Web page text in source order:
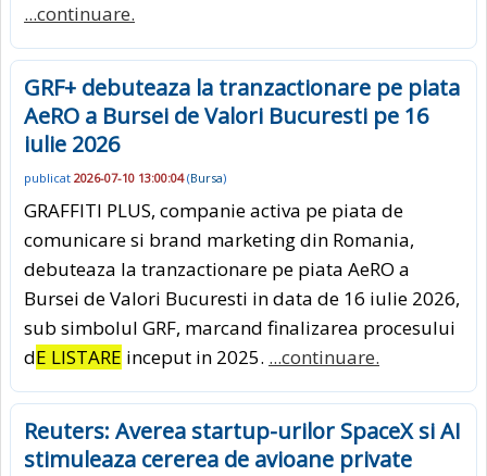
...continuare.
GRF+ debuteaza la tranzactionare pe piata
AeRO a Bursei de Valori Bucuresti pe 16
iulie 2026
publicat 2026-07-10 13:00:04(Bursa)
GRAFFITI PLUS, companie activa pe piata de
comunicare si brand marketing din Romania,
debuteaza la tranzactionare pe piata AeRO a
Bursei de Valori Bucuresti in data de 16 iulie 2026,
sub simbolul GRF, marcand finalizarea procesului
dE LISTARE inceput in 2025. ...continuare.
Reuters: Averea startup-urilor SpaceX si AI
stimuleaza cererea de avioane private